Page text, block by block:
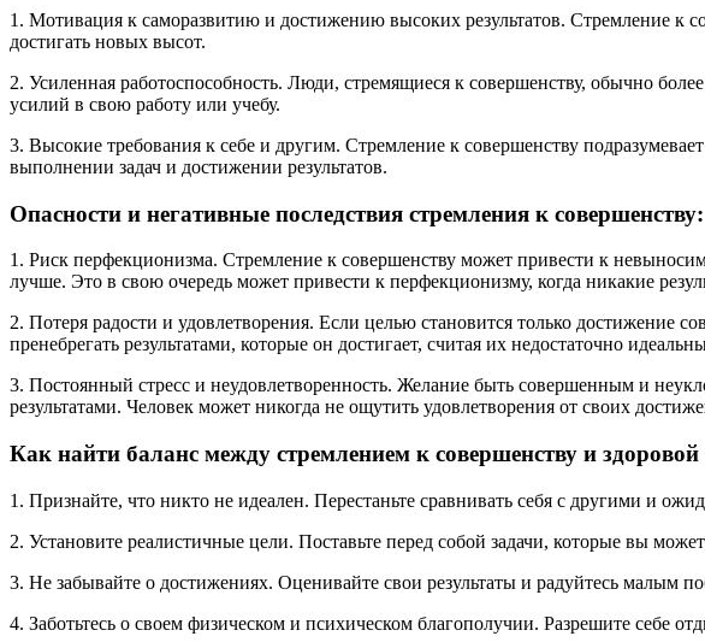
1. Мотивация к саморазвитию и достижению высоких результатов. Стремление к
достигать новых высот.
2. Усиленная работоспособность. Люди, стремящиеся к совершенству, обычно
усилий в свою работу или учебу.
3. Высокие требования к себе и другим. Стремление к совершенству
выполнении задач и достижении результатов.
Опасности и негативные последствия стремления к совершенству:
1. Риск перфекционизма. Стремление к совершенству может привести к
лучше. Это в свою очередь может привести к перфекционизму, когда никакие
2. Потеря радости и удовлетворения. Если целью становится только достижение
пренебрегать результатами, которые он достигает, считая их недостаточно
3. Постоянный стресс и неудовлетворенность. Желание быть совершенным и
результатами. Человек может никогда не ощутить удовлетворения от своих
Как найти баланс между стремлением к совершенству и
1. Признайте, что никто не идеален. Перестаньте сравнивать себя с другими и
2. Установите реалистичные цели. Поставьте перед собой задачи, которые вы
3. Не забывайте о достижениях. Оценивайте свои результаты и радуйтесь малым
4. Заботьтесь о своем физическом и психическом благополучии. Разрешите себе